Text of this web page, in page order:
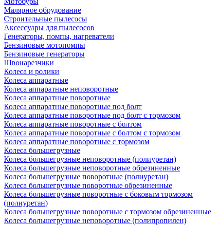
Малярное обрудование
Строительные пылесосы
Аксессуары для пылесосов
Генераторы, помпы, нагреватели
Бензиновые мотопомпы
Бензиновые генераторы
Швонарезчики
Колеса и ролики
Колеса аппаратные
Колеса аппаратные неповоротные
Колеса аппаратные поворотные
Колеса аппаратные поворотные под болт
Колеса аппаратные поворотные под болт с тормозом
Колеса аппаратные поворотные с болтом
Колеса аппаратные поворотные с болтом с тормозом
Колеса аппаратные поворотные с тормозом
Колеса большегрузные
Колеса большегрузные неповоротные (полиуретан)
Колеса большегрузные неповоротные обрезиненные
Колеса большегрузные поворотные (полиуретан)
Колеса большегрузные поворотные обрезиненные
Колеса большегрузные поворотные с боковым тормозом
(полиуретан)
Колеса большегрузные поворотные с тормозом обрезиненные
Колеса большегрузные неповоротные (полипропилен)